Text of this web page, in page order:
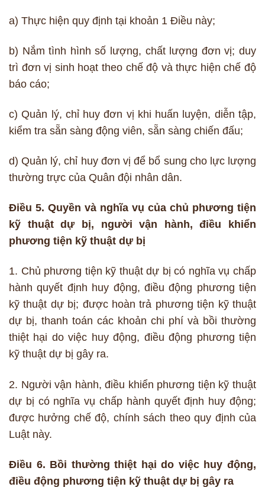
a) Thực hiện quy định tại khoản 1 Điều này;
b) Nắm tình hình số lượng, chất lượng đơn vị; duy
trì đơn vị sinh hoạt theo chế độ và thực hiện chế độ
báo cáo;
c) Quản lý, chỉ huy đơn vị khi huấn luyện, diễn tập,
kiểm tra sẵn sàng động viên, sẵn sàng chiến đấu;
d) Quản lý, chỉ huy đơn vị để bổ sung cho lực lượng
thường trực của Quân đội nhân dân.
Điều 5. Quyền và nghĩa vụ của chủ phương tiện
kỹ thuật dự bị, người vận hành, điều khiển
phương tiện kỹ thuật dự bị
1. Chủ phương tiện kỹ thuật dự bị có nghĩa vụ chấp
hành quyết định huy động, điều động phương tiện
kỹ thuật dự bị; được hoàn trả phương tiện kỹ thuật
dự bị, thanh toán các khoản chi phí và bồi thường
thiệt hại do việc huy động, điều động phương tiện
kỹ thuật dự bị gây ra.
2. Người vận hành, điều khiển phương tiện kỹ thuật
dự bị có nghĩa vụ chấp hành quyết định huy động;
được hưởng chế độ, chính sách theo quy định của
Luật này.
Điều 6. Bồi thường thiệt hại do việc huy động,
điều động phương tiện kỹ thuật dự bị gây ra